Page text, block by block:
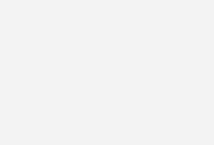
im Gegensatz zum erwähnten
dem Straßenverkehr. Die
noch immer ein Streitpunkt, und bei
weiterhin quer, als drohe
manchmal geht es auch in der